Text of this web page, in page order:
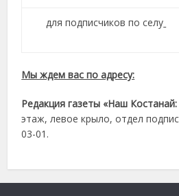
для подписчиков по селу
Мы ждем вас по адресу:
Редакция газеты «Наш Костанай:
этаж, левое крыло, отдел
03-01.